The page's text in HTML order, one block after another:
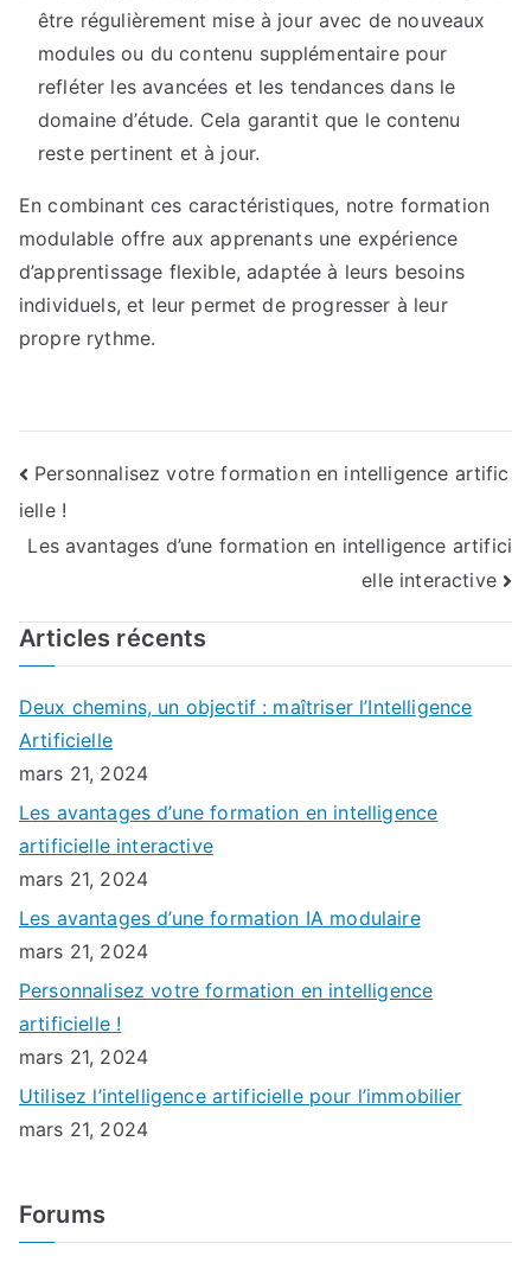
être régulièrement mise à jour avec de nouveaux
modules ou du contenu supplémentaire pour
refléter les avancées et les tendances dans le
domaine d’étude. Cela garantit que le contenu
reste pertinent et à jour.
En combinant ces caractéristiques, notre formation
modulable offre aux apprenants une expérience
d’apprentissage flexible, adaptée à leurs besoins
individuels, et leur permet de progresser à leur
propre rythme.
Navigation
de
Personnalisez votre formation en intelligence artific
ielle !
Les avantages d’une formation en intelligence artifici
elle interactive
Articles récents
Deux chemins, un objectif : maîtriser l’Intelligence
Artificielle
mars 21, 2024
Les avantages d’une formation en intelligence
artificielle interactive
mars 21, 2024
Les avantages d’une formation IA modulaire
mars 21, 2024
Personnalisez votre formation en intelligence
artificielle !
mars 21, 2024
Utilisez l’intelligence artificielle pour l’immobilier
mars 21, 2024
Forums